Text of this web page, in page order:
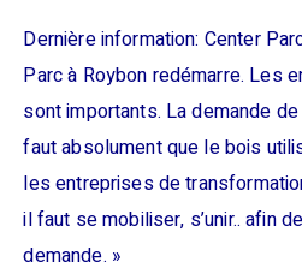
Dernière information: Center
Parc à Roybon redémarre. Les
sont importants. La demande
faut absolument que le bois
les entreprises de
il faut se mobiliser, s’unir.. afin
demande. »